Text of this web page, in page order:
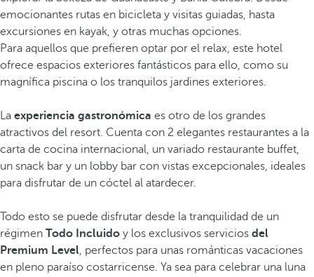
emocionantes rutas en bicicleta y visitas guiadas, hasta
excursiones en kayak, y otras muchas opciones.
Para aquellos que prefieren optar por el relax, este hotel
ofrece espacios exteriores fantásticos para ello, como su
magnífica piscina o los tranquilos jardines exteriores.
La experiencia gastronómica es otro de los grandes
atractivos del resort. Cuenta con 2 elegantes restaurantes a la
carta de cocina internacional, un variado restaurante buffet,
un snack bar y un lobby bar con vistas excepcionales, ideales
para disfrutar de un cóctel al atardecer.
Todo esto se puede disfrutar desde la tranquilidad de un
régimen Todo Incluido y los exclusivos servicios del
Premium Level, perfectos para unas románticas vacaciones
en pleno paraíso costarricense. Ya sea para celebrar una luna